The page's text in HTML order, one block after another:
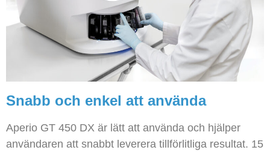
Snabb och enkel att använda
Aperio GT 450 DX är lätt att använda och hjälper
användaren att snabbt leverera tillförlitliga resultat. 15